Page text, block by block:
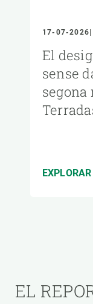
17-07-2026
El
sense
EXPLORAR
EL